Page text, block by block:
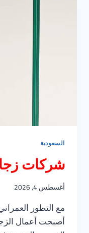
السعودية
شركات
أغسطس 4, 2026
مع التطور
أصبحت أعمال